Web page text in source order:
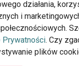
Osób
działania,
i
Prywatności. Czy
plików